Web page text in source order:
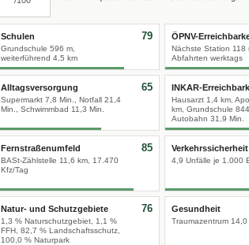
Schulen
Grundschule 596 m,
weiterführend 4,5 km
79 ÖPNV-
Nächste Station 118
Abfahrten werktags
Alltagsversorgung
Supermarkt 7,8 Min., Notfall 21,4
Min., Schwimmbad 11,3 Min.
65 INKAR-
Hausarzt 1,4 km,
km, Grundschule 844
Autobahn 31,9 Min.
Fernstraßenumfeld
BASt-Zählstelle 11,6 km, 17.470
Kfz/Tag
85 Verkehrssicherheit
4,9 Unfälle je 1.000
Natur- und Schutzgebiete
1,3 % Naturschutzgebiet, 1,1 %
FFH, 82,7 % Landschaftsschutz,
100,0 % Naturpark
76 Gesundheit
Traumazentrum 14,0